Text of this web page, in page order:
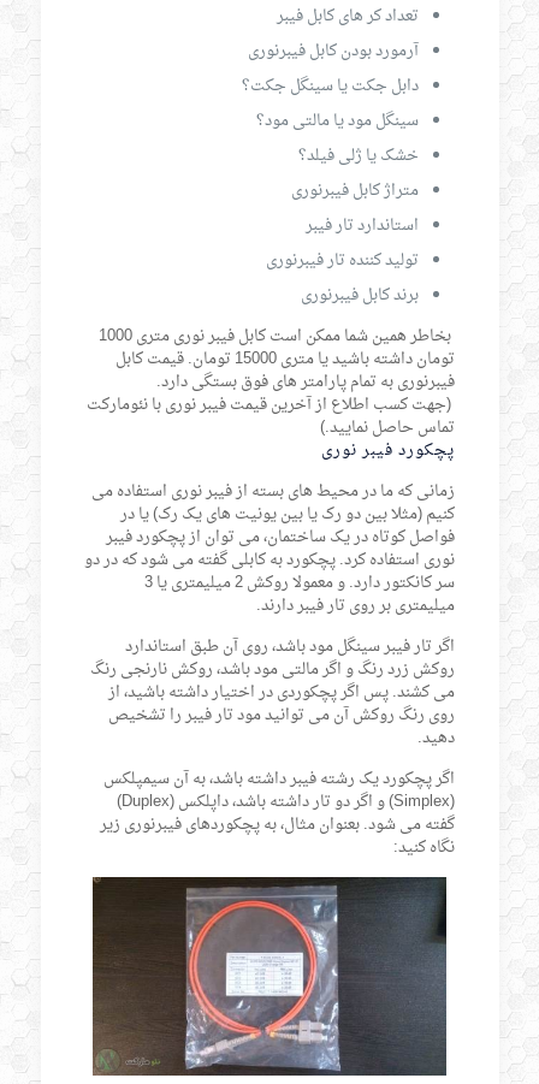
تعداد کر های کابل فیبر
آرمورد بودن کابل فیبرنوری
دابل جکت یا سینگل جکت؟
سینگل مود یا مالتی مود؟
خشک یا ژلی فیلد؟
متراژ کابل فیبرنوری
استاندارد تار فیبر
تولید کننده تار فیبرنوری
برند کابل فیبرنوری
بخاطر همین شما ممکن است کابل فیبر نوری متری 1000
تومان داشته باشید یا متری 15000 تومان. قیمت کابل
فیبرنوری به تمام پارامتر های فوق بستگی دارد.
(جهت کسب اطلاع از آخرین قیمت فیبر نوری با نئومارکت
تماس حاصل نمایید.)
پچکورد فیبر نوری
زمانی که ما در محیط های بسته از فیبر نوری استفاده می
کنیم (مثلا بین دو رک یا بین یونیت های یک رک) یا در
فواصل کوتاه در یک ساختمان، می توان از پچکورد فیبر
نوری استفاده کرد. پچکورد به کابلی گفته می شود که در دو
سر کانکتور دارد. و معمولا روکش 2 میلیمتری یا 3
میلیمتری بر روی تار فیبر دارند.
اگر تار فیبر سینگل مود باشد، روی آن طبق استاندارد
روکش زرد رنگ و اگر مالتی مود باشد، روکش نارنجی رنگ
می کشند. پس اگر پچکوردی در اختیار داشته باشید، از
روی رنگ روکش آن می توانید مود تار فیبر را تشخیص
دهید.
اگر پچکورد یک رشته فیبر داشته باشد، به آن سیمپلکس
(Simplex) و اگر دو تار داشته باشد، داپلکس (Duplex)
گفته می شود. بعنوان مثال، به پچکوردهای فیبرنوری زیر
نگاه کنید: